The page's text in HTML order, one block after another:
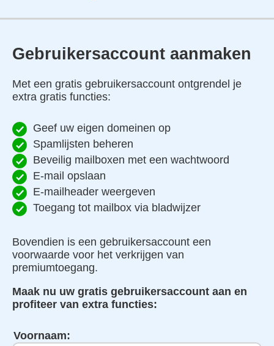
Gebruikersaccount aanmaken
Met een gratis gebruikersaccount ontgrendel je
extra gratis functies:
Geef uw eigen domeinen op
Spamlijsten beheren
Beveilig mailboxen met een wachtwoord
E-mail opslaan
E-mailheader weergeven
Toegang tot mailbox via bladwijzer
Bovendien is een gebruikersaccount een
voorwaarde voor het verkrijgen van
premiumtoegang.
Maak nu uw gratis gebruikersaccount aan en
profiteer van extra functies:
Voornaam: